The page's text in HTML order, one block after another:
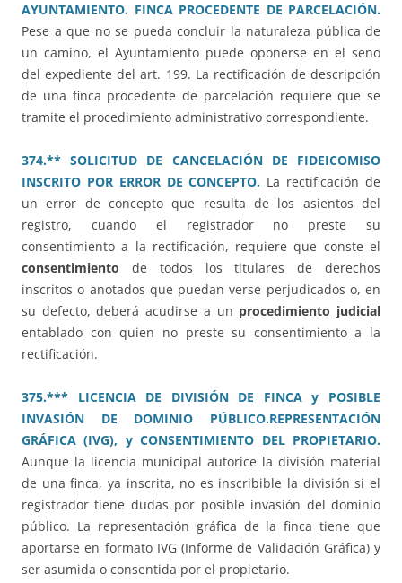
AYUNTAMIENTO. FINCA PROCEDENTE DE PARCELACIÓN.
Pese a que no se pueda concluir la naturaleza pública de
un camino, el Ayuntamiento puede oponerse en el seno
del expediente del art. 199. La rectificación de descripción
de una finca procedente de parcelación requiere que se
tramite el procedimiento administrativo correspondiente.
374.** SOLICITUD DE CANCELACIÓN DE FIDEICOMISO
INSCRITO POR ERROR DE CONCEPTO. La rectificación de
un error de concepto que resulta de los asientos del
registro, cuando el registrador no preste su
consentimiento a la rectificación, requiere que conste el
consentimiento de todos los titulares de derechos
inscritos o anotados que puedan verse perjudicados o, en
su defecto, deberá acudirse a un procedimiento judicial
entablado con quien no preste su consentimiento a la
rectificación.
375.*** LICENCIA DE DIVISIÓN DE FINCA y POSIBLE
INVASIÓN DE DOMINIO PÚBLICO.REPRESENTACIÓN
GRÁFICA (IVG), y CONSENTIMIENTO DEL PROPIETARIO.
Aunque la licencia municipal autorice la división material
de una finca, ya inscrita, no es inscribible la división si el
registrador tiene dudas por posible invasión del dominio
público. La representación gráfica de la finca tiene que
aportarse en formato IVG (Informe de Validación Gráfica) y
ser asumida o consentida por el propietario.